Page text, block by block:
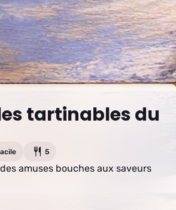
tartinables du
5
amuses bouches aux saveurs